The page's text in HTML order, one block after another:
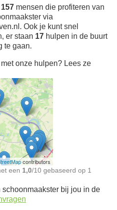
157 mensen die profiteren van
via
Ook je kunt snel
er staan 17 hulpen in de buurt
te gaan.
onze hulpen? Lees ze
bij
contributors
een 1,0/10 gebaseerd op 1
bij jou in de